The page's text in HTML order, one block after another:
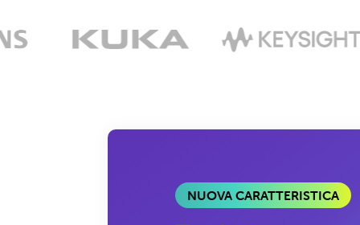
NUOVA CARATTERISTICA